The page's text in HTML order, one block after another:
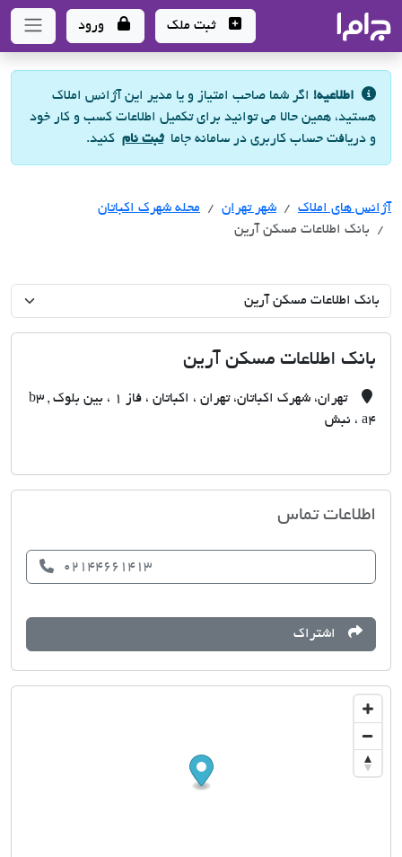
- سامانه جامع املاک و مشاورین املاک
ثبت ملک ورود
اطلاعیه! اگر شما صاحب امتیاز و یا مدیر این آژانس املاک
هستید، همین حالا می توانید برای تکمیل اطلاعات کسب و کار خود
و دریافت حساب کاربری در سامانه جاماثبت نام کنید.
آژانس های املاک آژانس های املاک
شهر تهران آژانس های املاک
محله شهرک اکباتان
بانک اطلاعات مسکن آرین
بانک اطلاعات مسکن آرین
تهران، شهرک اکباتان، تهران ، اکباتان ، فاز 1 ، بین بلوک b3 ,
a4 ، نبش
اطلاعات تماس
02144661413
اشتراک